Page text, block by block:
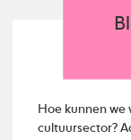
Hoe kunnen
cultuursector?